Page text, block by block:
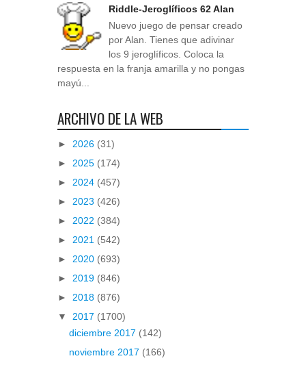
Riddle-Jeroglíficos 62 Alan
Nuevo juego de pensar creado
por Alan. Tienes que adivinar
los 9 jeroglíficos. Coloca la
respuesta en la franja amarilla y no pongas
mayú...
ARCHIVO DE LA WEB
► 2026 (31)
► 2025 (174)
► 2024 (457)
► 2023 (426)
► 2022 (384)
► 2021 (542)
► 2020 (693)
► 2019 (846)
► 2018 (876)
▼ 2017 (1700)
diciembre 2017 (142)
noviembre 2017 (166)